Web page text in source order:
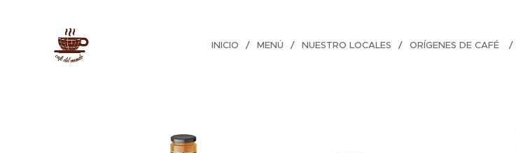
INICIO MENÚ NUESTRO LOCALES ORÍGENES DE CAFÉ